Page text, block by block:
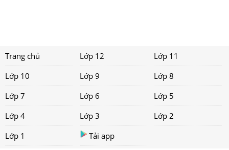
Trang chủ Lớp 12
Lớp 11
Lớp 10
Lớp 9
Lớp 8
Lớp 7
Lớp 6
Lớp 5
Lớp 4
Lớp 3
Lớp 2
Lớp 1
Tải app